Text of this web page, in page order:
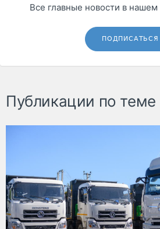
Все главные новости в нашем
ПОДПИСАТЬСЯ
Публикации по теме